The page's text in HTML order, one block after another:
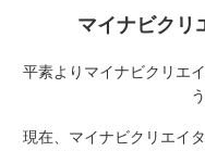
マイナビクリ
平素よりマイナビクリエ
現在、マイナビクリエイ